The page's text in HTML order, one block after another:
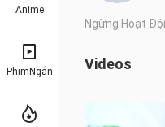
Anime
PhimNgắn
Ngừng Hoạt
Videos